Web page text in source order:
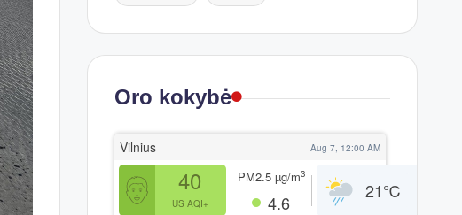
Oro kokybė
Vilnius Aug 7, 12:00 AM
40
US AQI+
PM2.5 µg/m3
4.6
21℃